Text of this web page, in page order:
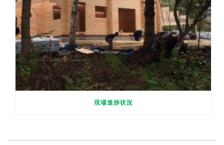
現場進捗状況